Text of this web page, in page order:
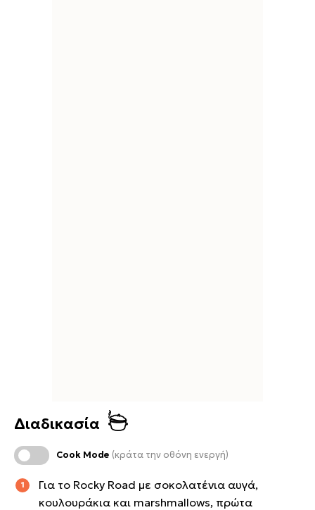
Διαδικασία
Cook Mode (κράτα την οθόνη ενεργή)
Για το Rocky Road με σοκολατένια αυγά,
κουλουράκια και marshmallows, πρώτα